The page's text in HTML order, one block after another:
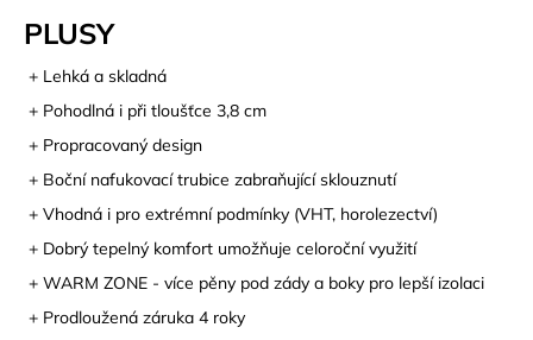
PLUSY
+ Lehká a skladná
+ Pohodlná i při tloušťce 3,8 cm
+ Propracovaný design
+ Boční nafukovací trubice zabraňující sklouznutí
+ Vhodná i pro extrémní podmínky (VHT, horolezectví)
+ Dobrý tepelný komfort umožňuje celoroční využití
+ WARM ZONE - více pěny pod zády a boky pro lepší izolaci
+ Prodloužená záruka 4 roky